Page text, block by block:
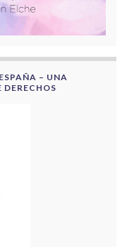
– UNA